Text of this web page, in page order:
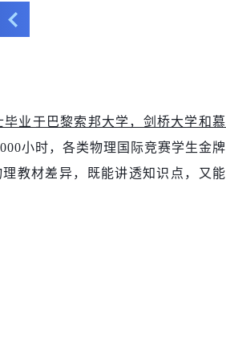
业于巴黎索邦大学，剑桥大学和慕
小时，各类物理国际竞赛学生金牌
教材差异，既能讲透知识点，又能